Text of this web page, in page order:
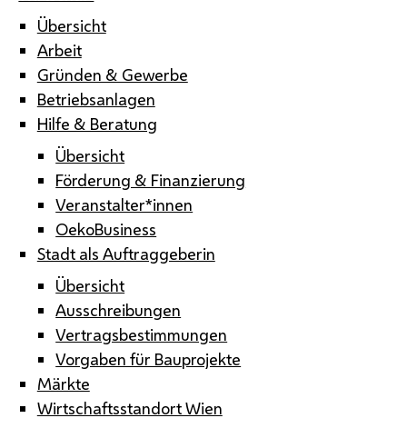
Übersicht
Arbeit
Gründen & Gewerbe
Betriebsanlagen
Hilfe & Beratung
Übersicht
Förderung & Finanzierung
Veranstalter*innen
OekoBusiness
Stadt als Auftraggeberin
Übersicht
Ausschreibungen
Vertragsbestimmungen
Vorgaben für Bauprojekte
Märkte
Wirtschaftsstandort Wien